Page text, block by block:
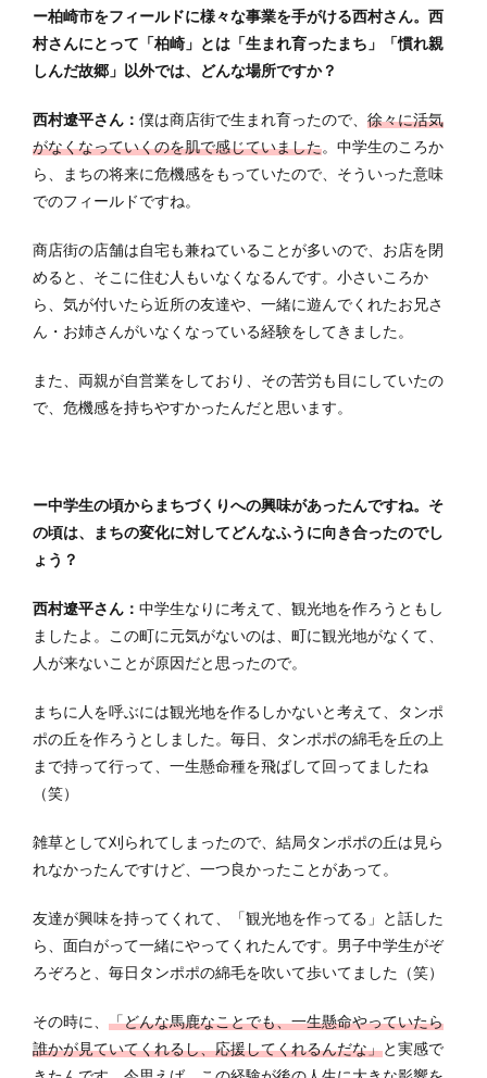
ー柏崎市をフィールドに様々な事業を手がける西村さん。西
村さんにとって「柏崎」とは「生まれ育ったまち」「慣れ親
しんだ故郷」以外では、どんな場所ですか？
西村遼平さん： 僕は商店街で生まれ育ったので、 徐々に活気
がなくなっていくのを肌で感じていました。中学生のころか
ら、まちの将来に危機感をもっていたので、そういった意味
でのフィールドですね。
商店街の店舗は自宅も兼ねていることが多いので、お店を閉
めると、そこに住む人もいなくなるんです。小さいころか
ら、気が付いたら近所の友達や、一緒に遊んでくれたお兄さ
ん・お姉さんがいなくなっている経験をしてきました。
また、両親が自営業をしており、その苦労も目にしていたの
で、危機感を持ちやすかったんだと思います。
ー中学生の頃からまちづくりへの興味があったんですね。そ
の頃は、まちの変化に対してどんなふうに向き合ったのでし
ょう？
西村遼平さん： 中学生なりに考えて、観光地を作ろうともし
ましたよ。この町に元気がないのは、町に観光地がなくて、
人が来ないことが原因だと思ったので。
まちに人を呼ぶには観光地を作るしかないと考えて、タンポ
ポの丘を作ろうとしました。毎日、タンポポの綿毛を丘の上
まで持って行って、一生懸命種を飛ばして回ってましたね
（笑）
雑草として刈られてしまったので、結局タンポポの丘は見ら
れなかったんですけど、一つ良かったことがあって。
友達が興味を持ってくれて、「観光地を作ってる」と話した
ら、面白がって一緒にやってくれたんです。男子中学生がぞ
ろぞろと、毎日タンポポの綿毛を吹いて歩いてました（笑）
その時に、 「どんな馬鹿なことでも、一生懸命やっていたら
誰かが見ていてくれるし、応援してくれるんだな」と実感で